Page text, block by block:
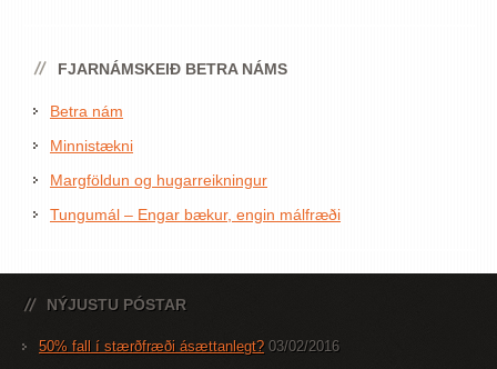
FJARNÁMSKEIÐ BETRA NÁMS
Betra nám
Minnistækni
Margföldun og hugarreikningur
Tungumál – Engar bækur, engin málfræði
NÝJUSTU PÓSTAR
50% fall í stærðfræði ásættanlegt? 03/02/2016